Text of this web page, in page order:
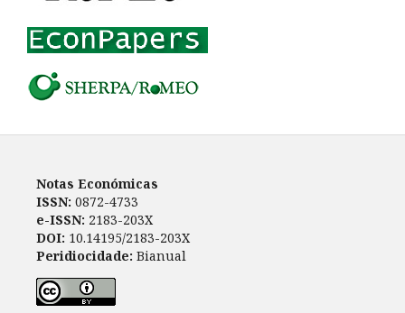
Notas Económicas
ISSN: 0872-4733
e-ISSN: 2183-203X
DOI: 10.14195/2183-203X
Peridiocidade: Bianual